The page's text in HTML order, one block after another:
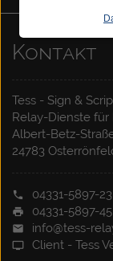
Kontakt
Tess - Sign &
Relay-Dienste
Albert-Betz-
24783
04331-5897-23
04331-5897-45
info@tess-
Client - Tess